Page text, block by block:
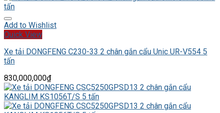
Add to Wishlist
Quick View
Xe tải DONGFENG C230-33 2 chân gắn cẩu Unic UR-V554 5
tấn
830,000,000₫